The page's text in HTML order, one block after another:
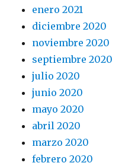
enero 2021
diciembre 2020
noviembre 2020
septiembre 2020
julio 2020
junio 2020
mayo 2020
abril 2020
marzo 2020
febrero 2020